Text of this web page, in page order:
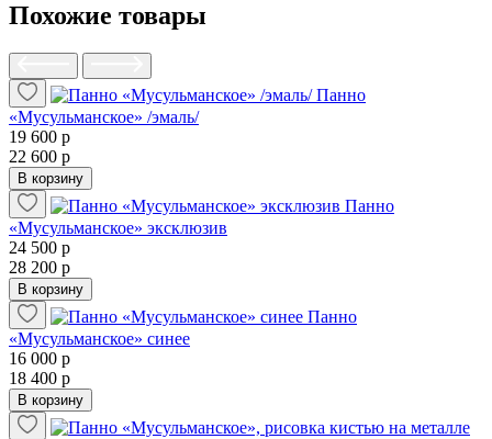
Похожие товары
Панно
«Мусульманское» /эмаль/
19 600 р
22 600 р
В корзину
Панно
«Мусульманское» эксклюзив
24 500 р
28 200 р
В корзину
Панно
«Мусульманское» синее
16 000 р
18 400 р
В корзину